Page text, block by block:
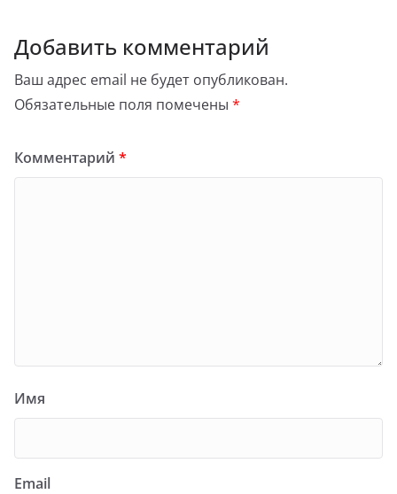
Добавить комментарий
Ваш адрес email не будет опубликован.
Обязательные поля помечены *
Комментарий *
Имя
Email